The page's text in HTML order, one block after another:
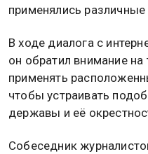
применялись
В ходе диалога с
он обратил внимание на
применять
чтобы устраивать
державы и её
Собеседник